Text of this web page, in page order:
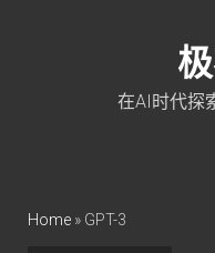
在AI时代探
Home» GPT-3